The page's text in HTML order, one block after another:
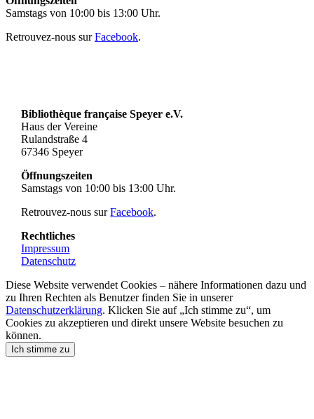
Samstags von 10:00 bis 13:00 Uhr.
Retrouvez-nous surFacebook.
Bibliothèque française Speyer e.V.
Haus der Vereine
Rulandstraße 4
67346 Speyer
Öffnungszeiten
Samstags von 10:00 bis 13:00 Uhr.
Retrouvez-nous surFacebook.
Rechtliches
Impressum
Datenschutz
Diese Website verwendet Cookies – nähere Informationen dazu und
zu Ihren Rechten als Benutzer finden Sie in unserer
Datenschutzerklärung. Klicken Sie auf „Ich stimme zu“, um
Cookies zu akzeptieren und direkt unsere Website besuchen zu
können.
Ich stimme zu